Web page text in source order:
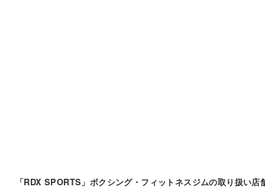
「RDX SPORTS」ボクシング・フィットネスジムの取り扱い店